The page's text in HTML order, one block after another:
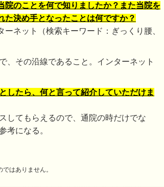
院のことを何で知りましたか？また当院を
た決め手となったことは何ですか？
ーネット（検索キーワード：ぎっくり腰、
、その沿線であること。インターネット
したら、何と言って紹介していただけま
してもらえるので、通院の時だけでな
考になる。
はありません。